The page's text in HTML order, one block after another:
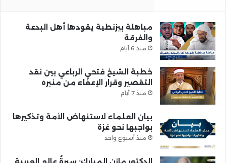
مباهلة بيزنطية يقودها أهل البدعة
والفرقة
منذ 6 أيام
خطبة الشيخ فتحي الرباعي بين نقد
التقصير وقرار الإعفاء من منبره
منذ 7 أيام
بيان العلماء لاستنهاض الأمة وتذكيرها
بواجبها نحو غزة
منذ أسبوع واحد